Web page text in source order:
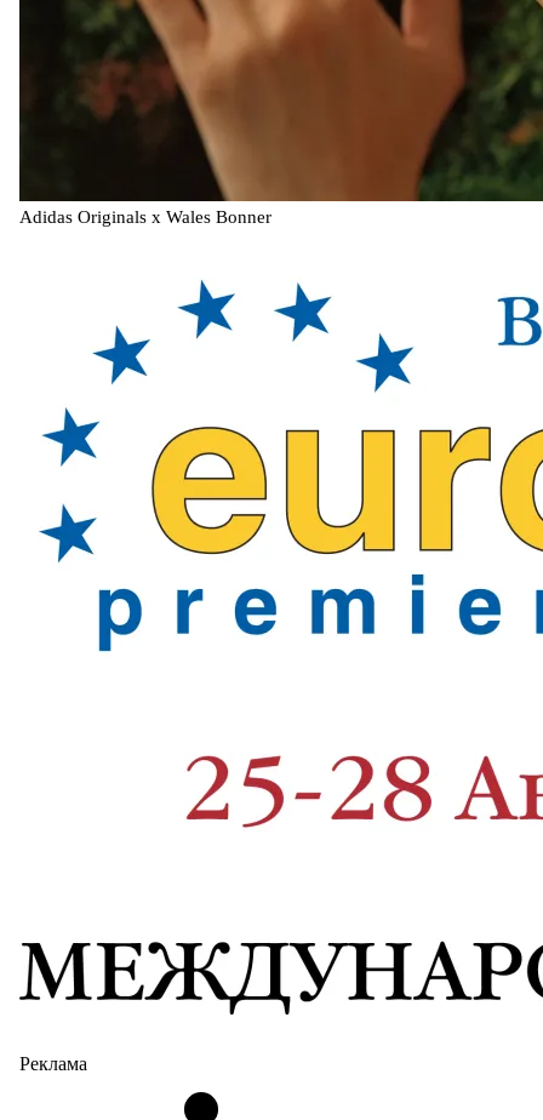
Adidas Originals x Wales Bonner
Реклама